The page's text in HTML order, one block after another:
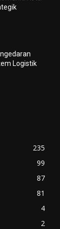
Logistik
235
99
87
81
4
2